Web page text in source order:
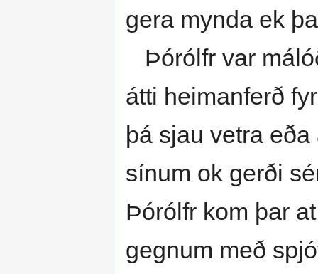
gera mynda ek
Þórólfr var
átti heimanferð
þá sjau vetra
sínum ok gerði
Þórólfr kom þar
gegnum með